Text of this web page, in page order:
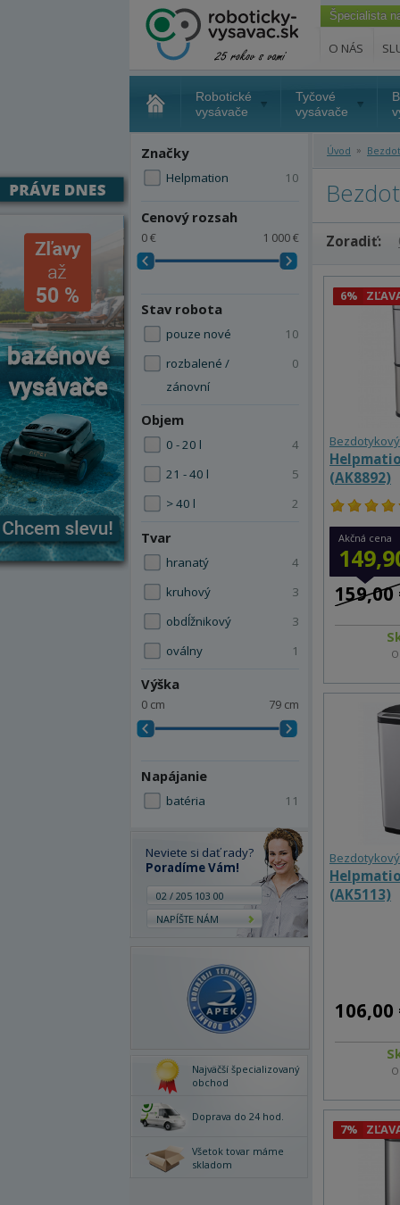
Špecialista
O NÁS
Robotické
vysávače
Tyčové
vysávače
Značky
Helpmation 10
Cenový rozsah
0 € 1 000 €
Stav robota
pouze nové
10
rozbalené /
zánovní
0
Objem
0 - 20 l
4
21 - 40 l
5
> 40 l
2
Tvar
hranatý
4
kruhový
3
obdĺžnikový
3
oválny
1
Výška
0 cm 79 cm
Napájanie
batéria 11
Neviete si dať rady?
Poradíme Vám!
02 / 205 103 00
NAPÍŠTE NÁM
Najväčší špecializovaný
obchod
Doprava do 24 hod.
Všetok tovar máme
skladom
Úvod »
Zoradiť:
6%
(AK8892)
Akčná cena
159,00
(AK5113)
106,00
7%